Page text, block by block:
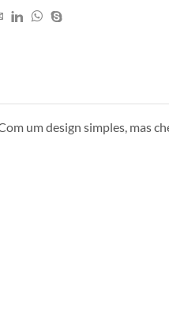
um design simples, mas